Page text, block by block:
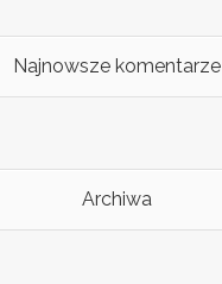
Najnowsze komentarze
Archiwa